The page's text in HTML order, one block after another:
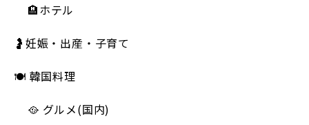
🏨ホテル
🤰妊娠・出産・子育て
🍽 韓国料理
🥘 グルメ(国内)